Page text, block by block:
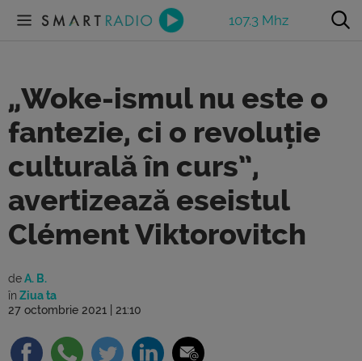
107.3 Mhz
„Woke-ismul nu este o
fantezie, ci o revoluție
culturală în curs”,
avertizează eseistul
Clément Viktorovitch
deA. B.
în Ziua ta
27 octombrie 2021 | 21:10